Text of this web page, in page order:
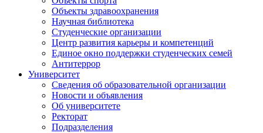
Объекты здравоохранения
Научная библиотека
Студенческие организации
Центр развития карьеры и компетенций
Единое окно поддержки студенческих семей
Антитеррор
Университет
Сведения об образовательной организации
Новости и объявления
Об университете
Ректорат
Подразделения